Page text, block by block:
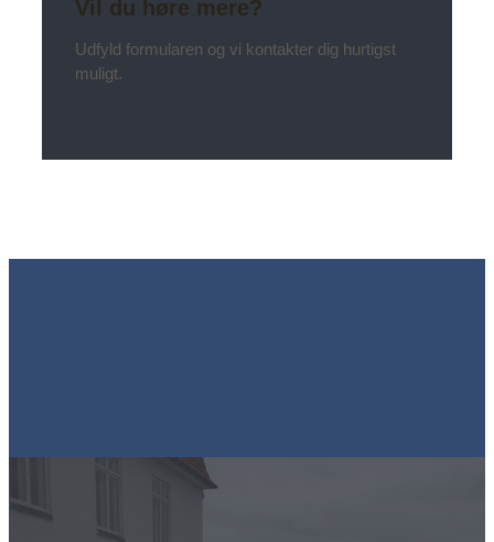
Vil du høre mere?
Udfyld formularen og vi kontakter dig hurtigst
muligt.